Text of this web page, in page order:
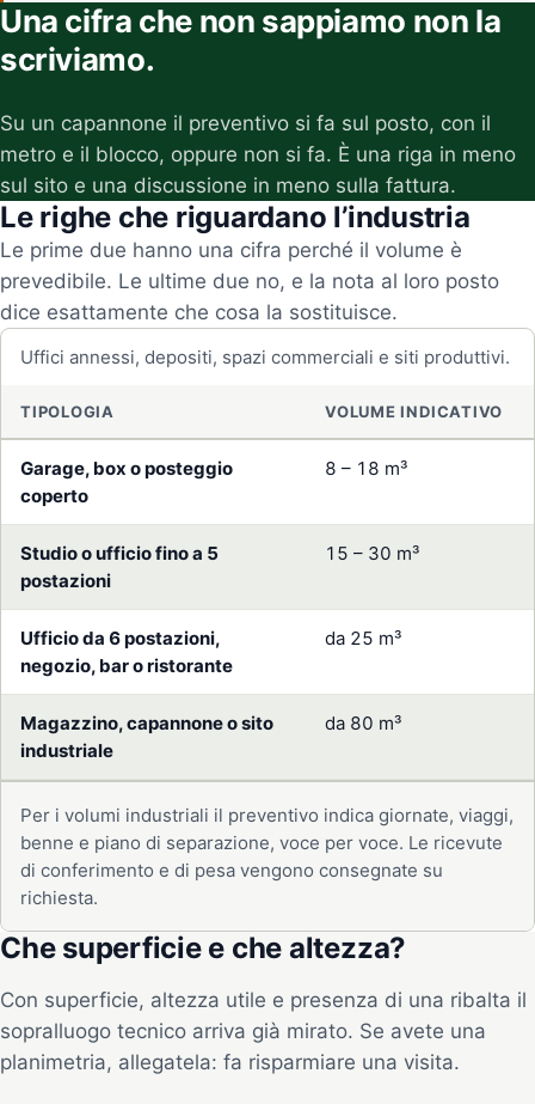
Una cifra che non sappiamo non la
scriviamo.
Su un capannone il preventivo si fa sul posto, con il
metro e il blocco, oppure non si fa. È una riga in meno
sul sito e una discussione in meno sulla fattura.
Le righe che riguardano l’industria
Le prime due hanno una cifra perché il volume è
prevedibile. Le ultime due no, e la nota al loro posto
dice esattamente che cosa la sostituisce.
Uffici annessi, depositi, spazi commerciali e siti produttivi.
TIPOLOGIA VOLUME INDICATIVO
Garage, box o posteggio
coperto
8 – 18 m³
Studio o ufficio fino a 5
postazioni
15 – 30 m³
Ufficio da 6 postazioni,
negozio, bar o ristorante
da 25 m³
Magazzino, capannone o sito
industriale
da 80 m³
Per i volumi industriali il preventivo indica giornate, viaggi,
benne e piano di separazione, voce per voce. Le ricevute
di conferimento e di pesa vengono consegnate su
richiesta.
Che superficie e che altezza?
Con superficie, altezza utile e presenza di una ribalta il
sopralluogo tecnico arriva già mirato. Se avete una
planimetria, allegatela: fa risparmiare una visita.